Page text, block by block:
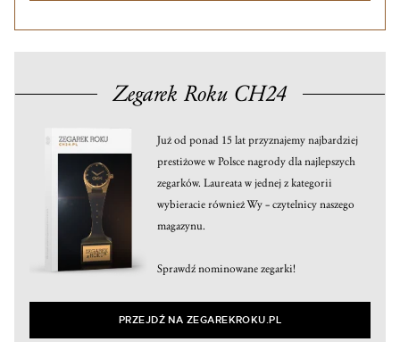
Zegarek Roku CH24
Już od ponad 15 lat przyznajemy najbardziej
prestiżowe w Polsce nagrody dla najlepszych
zegarków. Laureata w jednej z kategorii
wybieracie również Wy – czytelnicy naszego
magazynu.
Sprawdź nominowane zegarki!
PRZEJDŹ NA ZEGAREKROKU.PL